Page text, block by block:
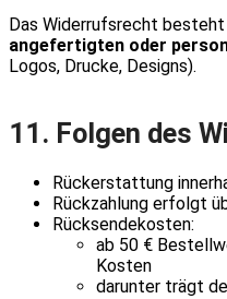
Das Widerrufsrecht besteht
angefertigten oder
Logos, Drucke, Designs).
11. Folgen des
Rückerstattung
Rückzahlung erfolgt
Rücksendekosten:
ab 50 €
Kosten
darunter trägt